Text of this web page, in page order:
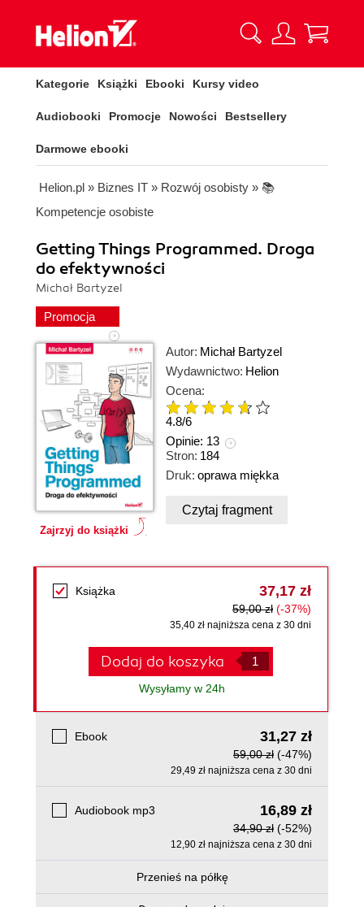
Kategorie Książki Ebooki Kursy video
Audiobooki Promocje Nowości Bestsellery
Darmowe ebooki
Helion.pl » Biznes IT » Rozwój osobisty » 📚
Kompetencje osobiste
Getting Things Programmed. Droga
do efektywności
Michał Bartyzel
Promocja
Zajrzyj do książki
Autor: Michał Bartyzel
Wydawnictwo: Helion
Ocena:
4.8/6
Opinie: 13
Stron: 184
Druk: oprawa miękka
Czytaj fragment
Książka 37,17 zł
59,00 zł (-37%)
35,40 zł najniższa cena z 30 dni
Dodaj do koszyka
Wysyłamy w 24h
Ebook 31,27 zł
59,00 zł (-47%)
29,49 zł najniższa cena z 30 dni
Audiobook mp3 16,89 zł
34,90 zł (-52%)
12,90 zł najniższa cena z 30 dni
Przenieś na półkę